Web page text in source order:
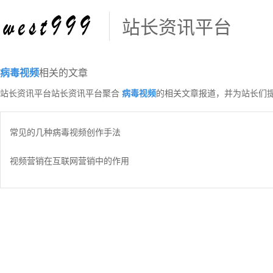
站长资讯平台
病毒视频相关的文章
站长资讯平台站长资讯平台聚合 病毒视频的相关文章报道，并为站长们
常见的几种病毒视频创作手法
视频营销在互联网营销中的作用